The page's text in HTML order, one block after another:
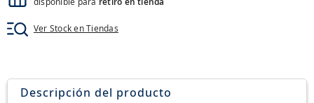
disponible para retiro en tienda
Ver Stock en Tiendas
Descripción del producto